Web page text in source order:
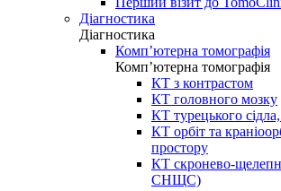
Діагностика
Діагностика
Комп’ютерна томографія
Комп’ютерна томографія
КТ з контрастом
КТ головного мозку
КТ турецького сідла,
КТ орбіт та
простору
КТ скронево-
СНЩС)